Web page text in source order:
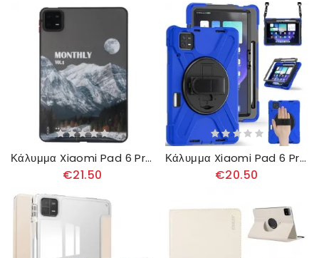
Κάλυμμα Xiaomi Pad 6 Pro Χιονισμένο Βουνό Και Αυτοκινητόδρομος
€21.50
Κάλυμμα Xiaomi Pad 6 Pro Ιμάντας Ώμου X Design
€20.50